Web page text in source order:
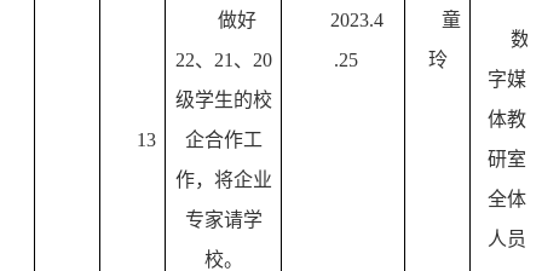
13
做好
22、 21 、 20
级学生的校
企合作工
作，将企业
专家请学
校。
2023.4
.25
童
玲
数
字媒
体教
研室
全体
人员